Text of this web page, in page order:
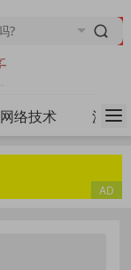
网络技术 源码